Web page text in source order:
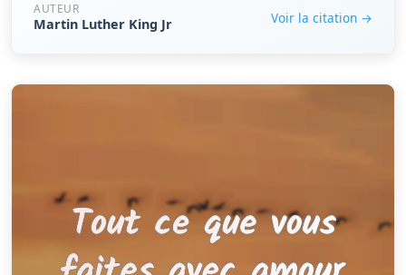
AUTEUR
Martin Luther King Jr Voir la citation →